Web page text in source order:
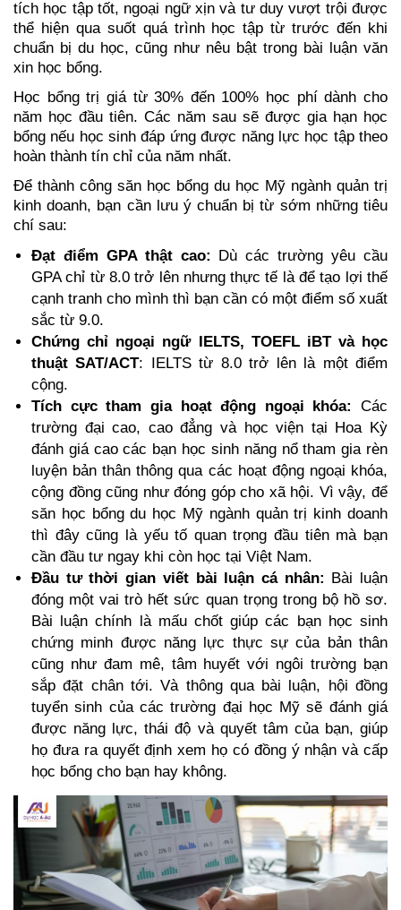
tích học tập tốt, ngoại ngữ xịn và tư duy vượt trội được
thể hiện qua suốt quá trình học tập từ trước đến khi
chuẩn bị du học, cũng như nêu bật trong bài luận văn
xin học bổng.
Học bổng trị giá từ 30% đến 100% học phí dành cho
năm học đầu tiên. Các năm sau sẽ được gia hạn học
bổng nếu học sinh đáp ứng được năng lực học tập theo
hoàn thành tín chỉ của năm nhất.
Để thành công săn học bổng du học Mỹ ngành quản trị
kinh doanh, bạn cần lưu ý chuẩn bị từ sớm những tiêu
chí sau:
Đạt điểm GPA thật cao: Dù các trường yêu cầu
GPA chỉ từ 8.0 trở lên nhưng thực tế là để tạo lợi thế
cạnh tranh cho mình thì bạn cần có một điểm số xuất
sắc từ 9.0.
Chứng chỉ ngoại ngữ IELTS, TOEFL iBT và học
thuật SAT/ACT: IELTS từ 8.0 trở lên là một điểm
cộng.
Tích cực tham gia hoạt động ngoại khóa: Các
trường đại cao, cao đẳng và học viện tại Hoa Kỳ
đánh giá cao các bạn học sinh năng nổ tham gia rèn
luyện bản thân thông qua các hoạt động ngoại khóa,
cộng đồng cũng như đóng góp cho xã hội. Vì vậy, để
săn học bổng du học Mỹ ngành quản trị kinh doanh
thì đây cũng là yếu tố quan trọng đầu tiên mà bạn
cần đầu tư ngay khi còn học tại Việt Nam.
Đầu tư thời gian viết bài luận cá nhân: Bài luận
đóng một vai trò hết sức quan trọng trong bộ hồ sơ.
Bài luận chính là mấu chốt giúp các bạn học sinh
chứng minh được năng lực thực sự của bản thân
cũng như đam mê, tâm huyết với ngôi trường bạn
sắp đặt chân tới. Và thông qua bài luận, hội đồng
tuyển sinh của các trường đại học Mỹ sẽ đánh giá
được năng lực, thái độ và quyết tâm của bạn, giúp
họ đưa ra quyết định xem họ có đồng ý nhận và cấp
học bổng cho bạn hay không.